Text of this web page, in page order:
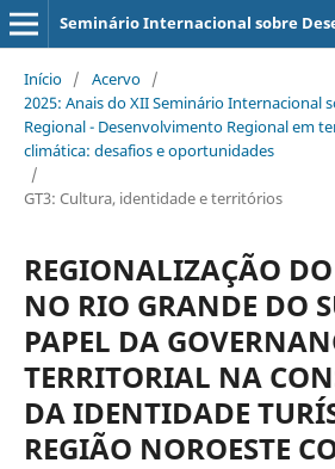
Seminário Internacional sobre
Início / Acervo /
2025: Anais do XII Seminário Internacional
Regional - Desenvolvimento Regional em
climática: desafios e oportunidades
/
GT3: Cultura, identidade e territórios
REGIONALIZAÇÃO
NO RIO GRANDE DO
PAPEL DA
TERRITORIAL NA
DA IDENTIDADE
REGIÃO NOROESTE